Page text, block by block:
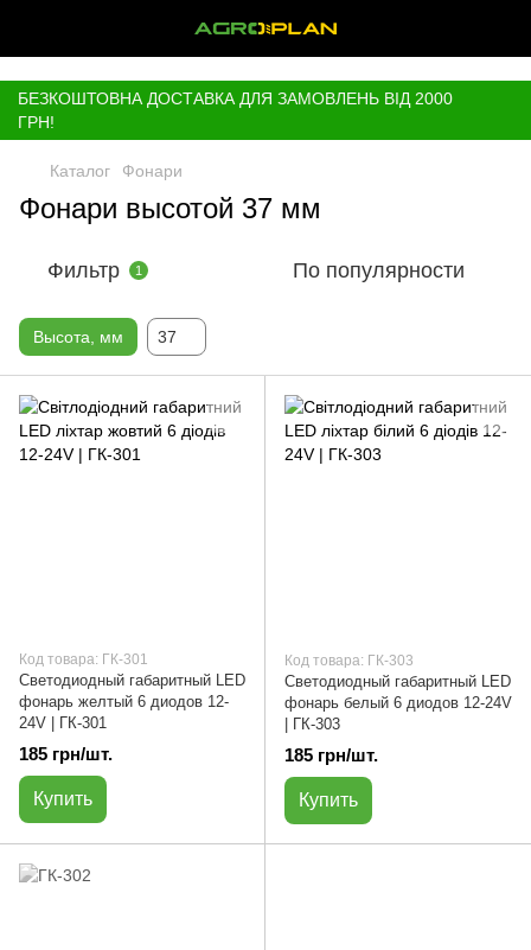
БЕЗКОШТОВНА ДОСТАВКА ДЛЯ ЗАМОВЛЕНЬ ВІД 2000
ГРН!
Каталог Фонари
Фонари высотой 37 мм
Фильтр 1 По популярности
Высота, мм 37
Код товара: ГК-301
Светодиодный габаритный LED
фонарь желтый 6 диодов 12-
24V | ГК-301
185 грн/шт.
Купить
Код товара: ГК-303
Светодиодный габаритный LED
фонарь белый 6 диодов 12-24V
| ГК-303
185 грн/шт.
Купить